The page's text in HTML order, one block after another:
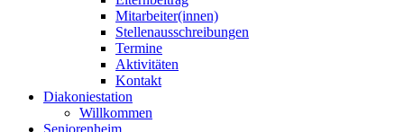
Mitarbeiter(innen)
Stellenausschreibungen
Termine
Aktivitäten
Kontakt
Diakoniestation
Willkommen
Seniorenheim